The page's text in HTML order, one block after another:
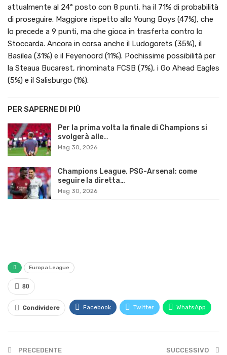
attualmente al 24° posto con 8 punti, ha il 71% di probabilità
di proseguire. Maggiore rispetto allo Young Boys (47%), che
lo precede a 9 punti, ma che gioca in trasferta contro lo
Stoccarda. Ancora in corsa anche il Ludogorets (35%), il
Basilea (31%) e il Feyenoord (11%). Pochissime possibilità per
la Steaua Bucarest, rinominata FCSB (7%), i Go Ahead Eagles
(5%) e il Salisburgo (1%).
PER SAPERNE DI PIÙ
Per la prima volta la finale di Champions si
svolgerà alle…
Mag 30, 2026
Champions League, PSG-Arsenal: come
seguire la diretta…
Mag 30, 2026
Europa League
80
Condividere Facebook Twitter WhatsApp
PRECEDENTE SUCCESSIVO